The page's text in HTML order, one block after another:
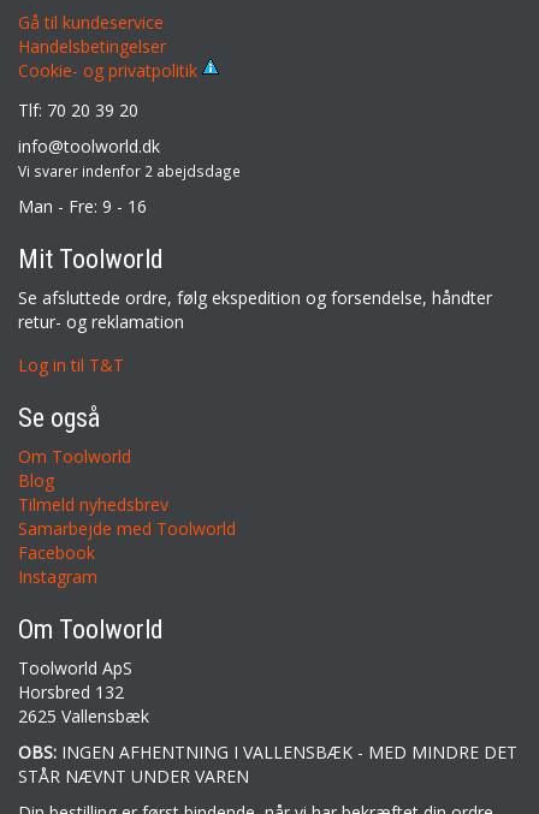
Gå til kundeservice
Handelsbetingelser
Cookie- og privatpolitik
Tlf: 70 20 39 20
info@toolworld.dk
Vi svarer indenfor 2 abejdsdage
Man - Fre: 9 - 16
Mit Toolworld
Se afsluttede ordre, følg ekspedition og forsendelse, håndter
retur- og reklamation
Log in til T&T
Se også
Om Toolworld
Blog
Tilmeld nyhedsbrev
Samarbejde med Toolworld
Facebook
Instagram
Om Toolworld
Toolworld ApS
Horsbred 132
2625 Vallensbæk
OBS: INGEN AFHENTNING I VALLENSBÆK - MED MINDRE DET
STÅR NÆVNT UNDER VAREN